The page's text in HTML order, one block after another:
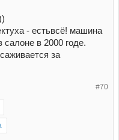
либо уже тогда 4.8
- естьвсё! машина
салоне в 2000 годе.
за
#70